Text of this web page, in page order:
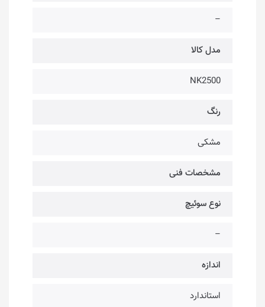
–
مدل کالا
NK2500
رنگ
مشکی
مشخصات فنی
نوع سوئیچ
–
اندازه
استاندارد